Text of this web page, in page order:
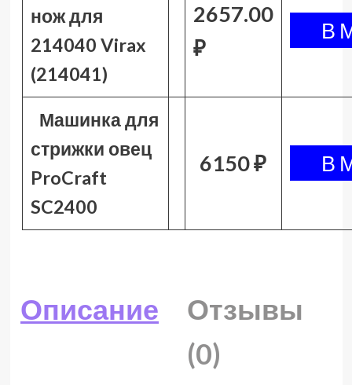
нож для
214040 Virax
(214041)
2657.00
₽
Машинка для
стрижки овец
ProCraft
SC2400
6150 ₽
Описание
Отзывы
(0)